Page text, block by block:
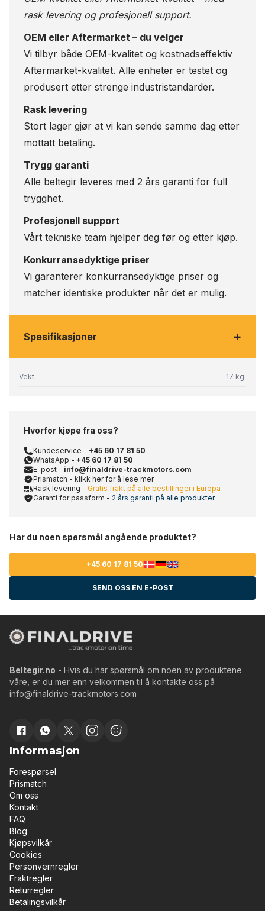
rask levering og profesjonell support.
OEM eller Aftermarket – du velger
Vi tilbyr både OEM-kvalitet og kostnadseffektiv
Aftermarket-kvalitet. Alle enheter er testet og
produsert etter strenge industristandarder.
Rask levering
Stort lager gjør at vi kan sende samme dag etter
mottatt betaling.
Trygg garanti
Alle beltegir leveres med 2 års garanti for full
trygghet.
Profesjonell support
Vårt tekniske team hjelper deg før og etter kjøp.
Konkurransedyktige priser
Vi garanterer konkurransedyktige priser og
matcher identiske produkter når det er mulig.
Spesifikasjoner +
Vekt: 17 kg.
Hvorfor kjøpe fra oss?
Kundeservice - +45 60 17 81 50
WhatsApp - +45 60 17 81 50
E-post - info@finaldrive-trackmotors.com
Prismatch - klikk her for å lese mer
Rask levering - Gratis frakt på alle bestillinger i Europa
Garanti for passform - 2 års garanti på alle produkter
Har du noen spørsmål angående produktet?
+45 60 17 81 50
SEND OSS EN E-POST
Beltegir.no - Hvis du har spørsmål om noen av produktene
våre, er du mer enn velkommen til å kontakte oss på
info@finaldrive-trackmotors.com
Informasjon
Forespørsel
Prismatch
Om oss
Kontakt
FAQ
Blog
Kjøpsvilkår
Cookies
Personvernregler
Fraktregler
Returregler
Betalingsvilkår